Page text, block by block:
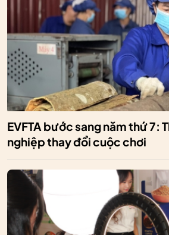
EVFTA bước sang năm thứ 7:
nghiệp thay đổi cuộc chơi